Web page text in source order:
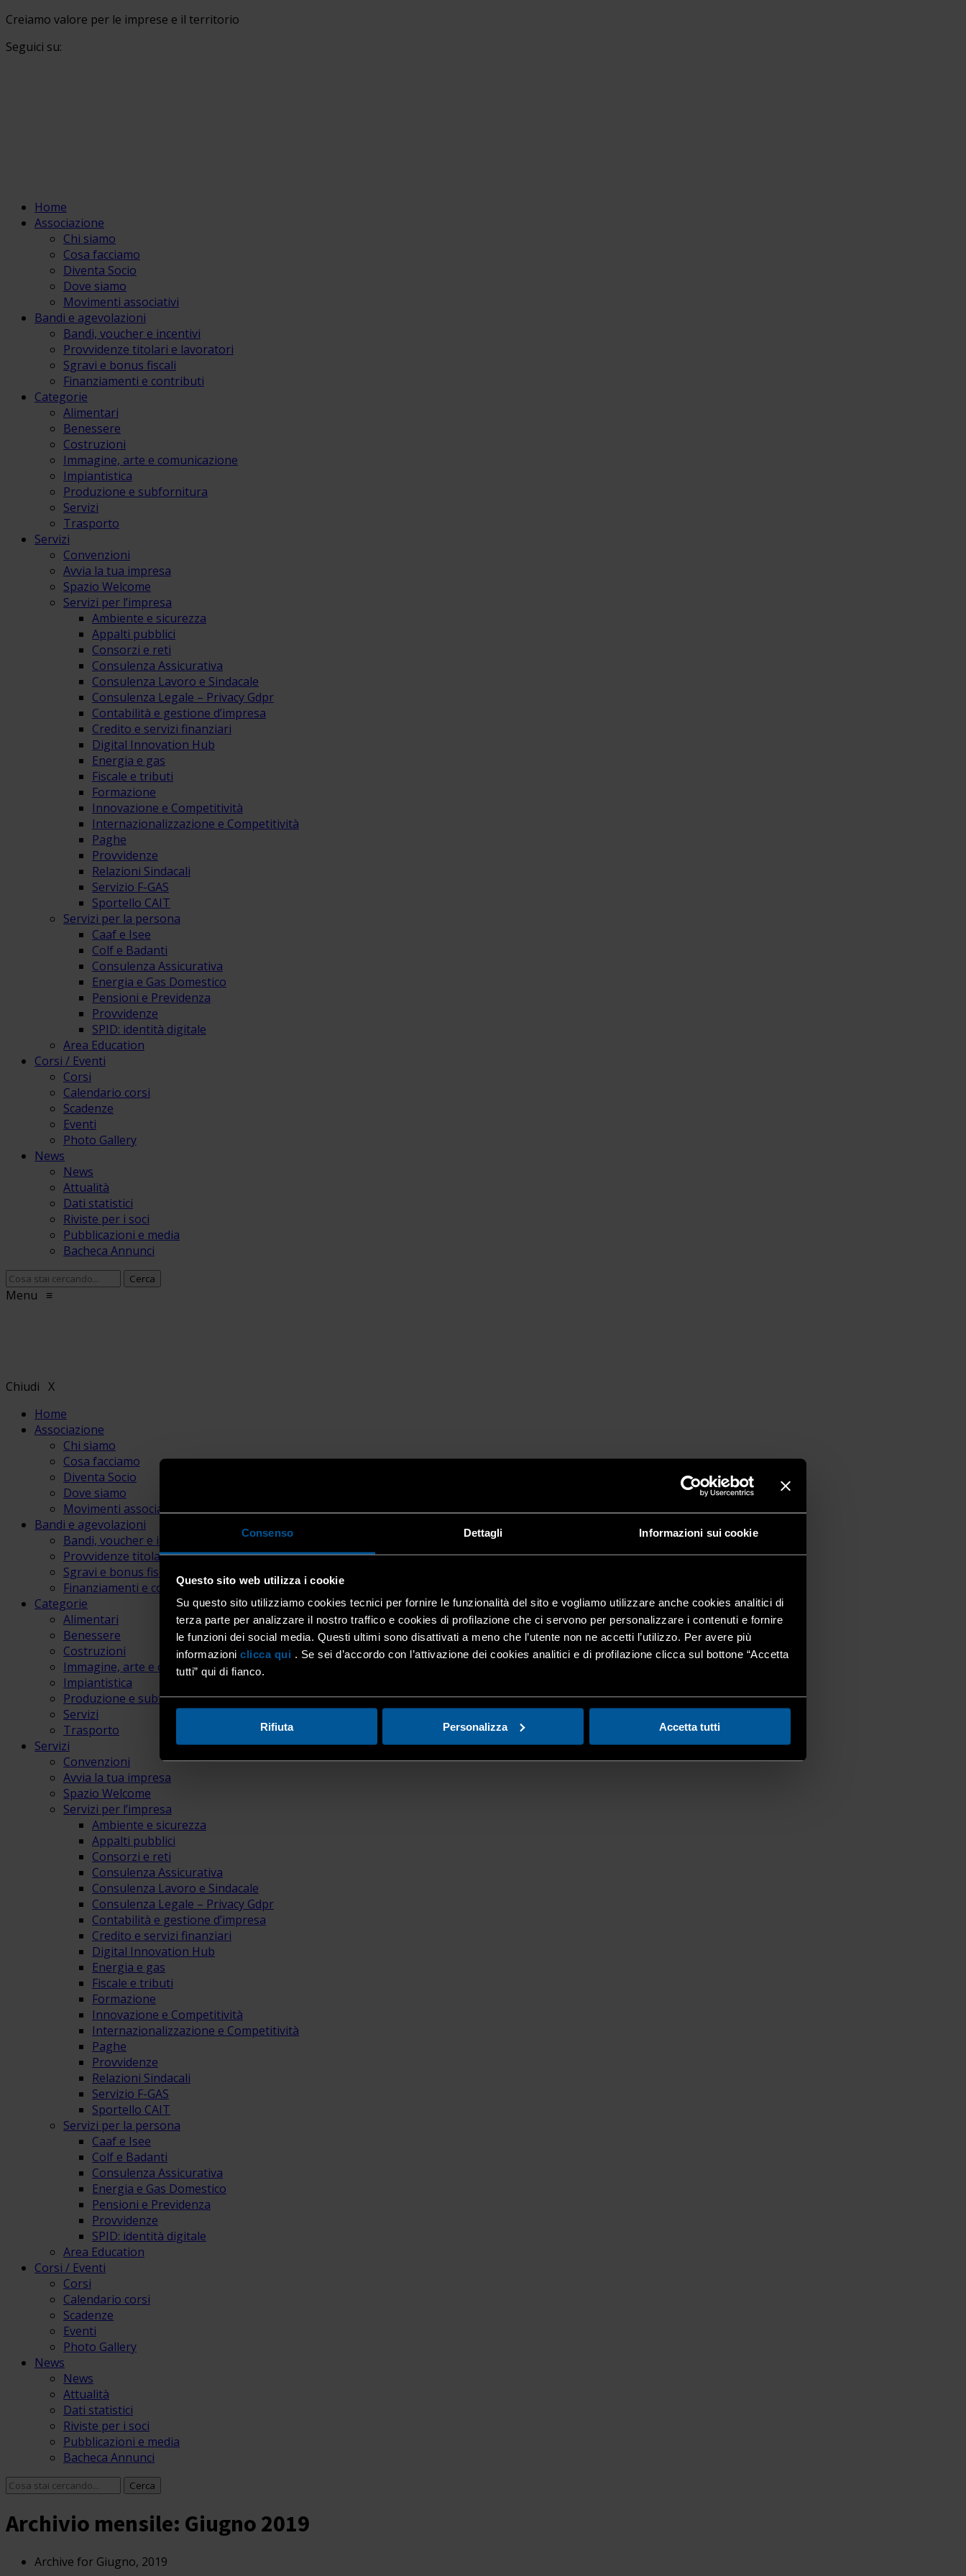
Consenso Dettagli Informazioni sui cookie
Questo sito web utilizza i cookie
Su questo sito utilizziamo cookies tecnici per fornire le funzionalità del sito e vogliamo utilizzare anche cookies analitici di
terza parte per analizzare il nostro traffico e cookies di profilazione che ci servono per personalizzare i contenuti e fornire
le funzioni dei social media. Questi ultimi sono disattivati a meno che l’utente non ne accetti l’utilizzo. Per avere più
informazioni clicca qui . Se sei d’accordo con l’attivazione dei cookies analitici e di profilazione clicca sul bottone “Accetta
tutti” qui di fianco.
Rifiuta Personalizza Accetta tutti
Creiamo valore per le imprese e il territorio
Seguici su:
Home
Associazione
Chi siamo
Cosa facciamo
Diventa Socio
Dove siamo
Movimenti associativi
Bandi e agevolazioni
Bandi, voucher e incentivi
Provvidenze titolari e lavoratori
Sgravi e bonus fiscali
Finanziamenti e contributi
Categorie
Alimentari
Benessere
Costruzioni
Immagine, arte e comunicazione
Impiantistica
Produzione e subfornitura
Servizi
Trasporto
Servizi
Convenzioni
Avvia la tua impresa
Spazio Welcome
Servizi per l’impresa
Ambiente e sicurezza
Appalti pubblici
Consorzi e reti
Consulenza Assicurativa
Consulenza Lavoro e Sindacale
Consulenza Legale – Privacy Gdpr
Contabilità e gestione d’impresa
Credito e servizi finanziari
Digital Innovation Hub
Energia e gas
Fiscale e tributi
Formazione
Innovazione e Competitività
Internazionalizzazione e Competitività
Paghe
Provvidenze
Relazioni Sindacali
Servizio F-GAS
Sportello CAIT
Servizi per la persona
Caaf e Isee
Colf e Badanti
Consulenza Assicurativa
Energia e Gas Domestico
Pensioni e Previdenza
Provvidenze
SPID: identità digitale
Area Education
Corsi / Eventi
Corsi
Calendario corsi
Scadenze
Eventi
Photo Gallery
News
News
Attualità
Dati statistici
Riviste per i soci
Pubblicazioni e media
Bacheca Annunci
Menu ≡
Chiudi X
Home
Associazione
Chi siamo
Cosa facciamo
Diventa Socio
Dove siamo
Movimenti associativi
Bandi e agevolazioni
Bandi, voucher e incentivi
Provvidenze titolari e lavoratori
Sgravi e bonus fiscali
Finanziamenti e contributi
Categorie
Alimentari
Benessere
Costruzioni
Immagine, arte e comunicazione
Impiantistica
Produzione e subfornitura
Servizi
Trasporto
Servizi
Convenzioni
Avvia la tua impresa
Spazio Welcome
Servizi per l’impresa
Ambiente e sicurezza
Appalti pubblici
Consorzi e reti
Consulenza Assicurativa
Consulenza Lavoro e Sindacale
Consulenza Legale – Privacy Gdpr
Contabilità e gestione d’impresa
Credito e servizi finanziari
Digital Innovation Hub
Energia e gas
Fiscale e tributi
Formazione
Innovazione e Competitività
Internazionalizzazione e Competitività
Paghe
Provvidenze
Relazioni Sindacali
Servizio F-GAS
Sportello CAIT
Servizi per la persona
Caaf e Isee
Colf e Badanti
Consulenza Assicurativa
Energia e Gas Domestico
Pensioni e Previdenza
Provvidenze
SPID: identità digitale
Area Education
Corsi / Eventi
Corsi
Calendario corsi
Scadenze
Eventi
Photo Gallery
News
News
Attualità
Dati statistici
Riviste per i soci
Pubblicazioni e media
Bacheca Annunci
Archivio mensile: Giugno 2019
Archive for Giugno, 2019